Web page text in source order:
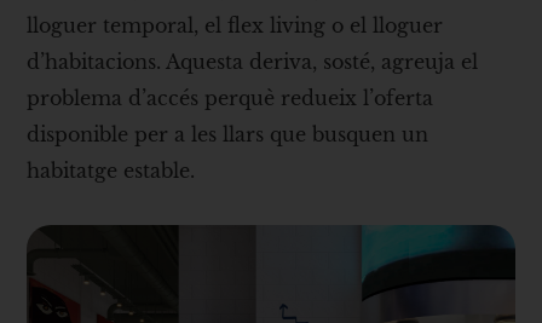
lloguer temporal, el flex living o el lloguer
d’habitacions. Aquesta deriva, sosté, agreuja el
problema d’accés perquè redueix l’oferta
disponible per a les llars que busquen un
habitatge estable.